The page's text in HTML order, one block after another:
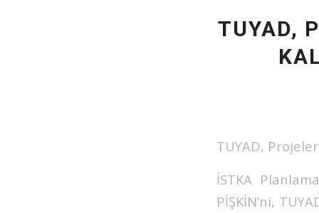
TUYAD,
TUYAD,
İSTKA
PİŞKİN’ni,